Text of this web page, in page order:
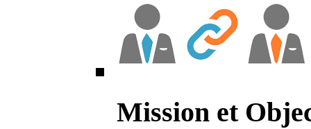
Mission et